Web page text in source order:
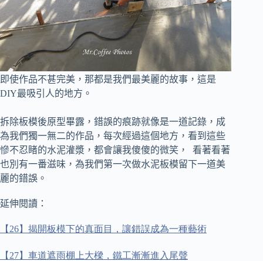
即使作品不甚完美，那都是我們最美麗的故事，這是
DIY最吸引人的地方。
拆除板模後原型畢露，錯誤的痕跡就像是一道記錄，成
為我們獨一無二的作品， 每次經過這個地方，看到這些
慘不忍睹的水泥灌漿，都會讓我傻傻的微笑， 看著看著
也別有一番滋味，為我們第一次做水泥板模留下一道美
麗的錯誤。
延伸閱讀：
【 26】揭開板模下的真面目，讓錯誤成為一種藝術
【 27】車道遮雨棚上大樑，鐵工漸漸進入尾聲